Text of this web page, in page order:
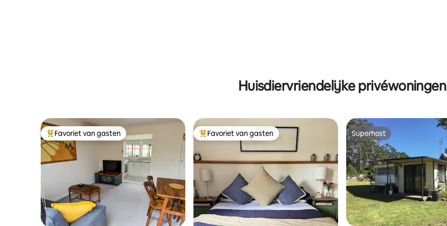
Huisdiervriendelijke privéwoningen
Topfavoriet van gasten
Favoriet van gasten Topfavoriet van gasten
Favoriet van gasten Superhost
Superhost